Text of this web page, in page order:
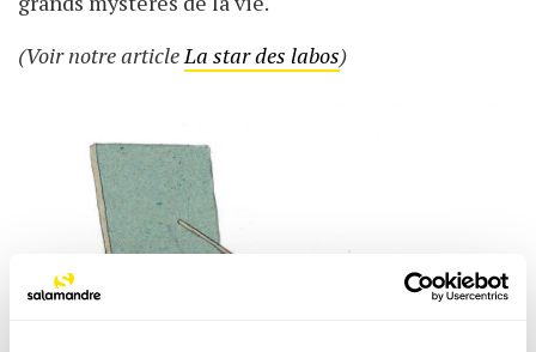
(Voir notre articleLa star des labos)